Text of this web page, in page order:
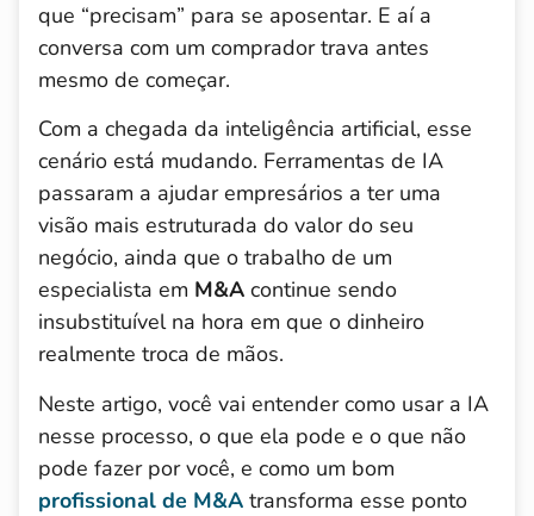
que “precisam” para se aposentar. E aí a
conversa com um comprador trava antes
mesmo de começar.
Com a chegada da inteligência artificial, esse
cenário está mudando. Ferramentas de IA
passaram a ajudar empresários a ter uma
visão mais estruturada do valor do seu
negócio, ainda que o trabalho de um
especialista em M&A continue sendo
insubstituível na hora em que o dinheiro
realmente troca de mãos.
Neste artigo, você vai entender como usar a IA
nesse processo, o que ela pode e o que não
pode fazer por você, e como um bom
profissional de M&A transforma esse ponto